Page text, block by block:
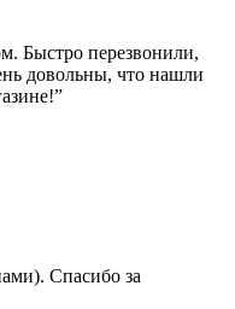
Быстро перезвонили,
довольны, что нашли
Спасибо за